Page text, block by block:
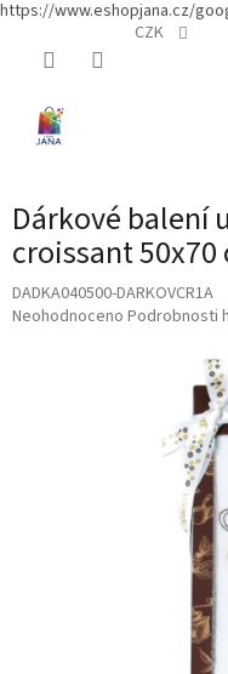
https://www.eshopjana.cz/
CZK
Dárkové balení
croissant 50x70
DADKA040500-DARKOVCR1A
Průměrné
Neohodnoceno Podrobnosti